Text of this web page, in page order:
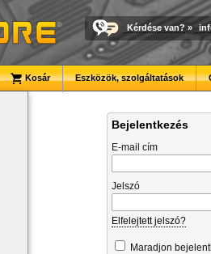
Kérdése van? »
Kosár Eszközök, szolgáltatások
Bejelentkezés
E-mail cím
Jelszó
Elfelejtett jelszó?
Maradjon